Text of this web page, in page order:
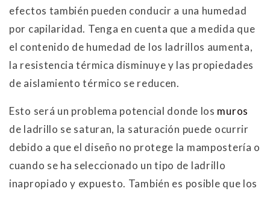
efectos también pueden conducir a una humedad
por capilaridad. Tenga en cuenta que a medida que
el contenido de humedad de los ladrillos aumenta,
la resistencia térmica disminuye y las propiedades
de aislamiento térmico se reducen.
Esto será un problema potencial donde los muros
de ladrillo se saturan, la saturación puede ocurrir
debido a que el diseño no protege la mampostería o
cuando se ha seleccionado un tipo de ladrillo
inapropiado y expuesto. También es posible que los